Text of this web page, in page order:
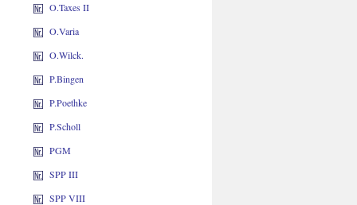
O.Taxes II
O.Varia
O.Wilck.
P.Bingen
P.Poethke
P.Scholl
PGM
SPP III
SPP VIII